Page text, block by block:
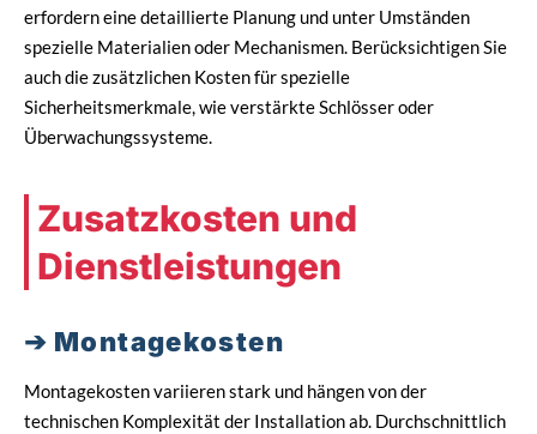
erfordern eine detaillierte Planung und unter Umständen
spezielle Materialien oder Mechanismen. Berücksichtigen Sie
auch die zusätzlichen Kosten für spezielle
Sicherheitsmerkmale, wie verstärkte Schlösser oder
Überwachungssysteme.
Zusatzkosten und
Dienstleistungen
Montagekosten
Montagekosten variieren stark und hängen von der
technischen Komplexität der Installation ab. Durchschnittlich